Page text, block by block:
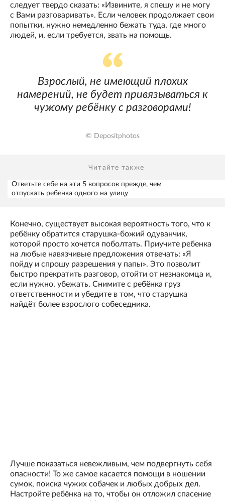
следует твердо сказать: «Извините, я спешу и не могу
с Вами разговаривать». Если человек продолжает свои
попытки, нужно немедленно бежать туда, где много
людей, и, если требуется, звать на помощь.
Взрослый, не имеющий плохих
намерений, не будет привязываться к
чужому ребёнку с разговорами!
© Depositphotos
Читайте также
Ответьте себе на эти 5 вопросов прежде, чем
отпускать ребенка одного на улицу
Конечно, существует высокая вероятность того, что к
ребёнку обратится старушка-божий одуванчик,
которой просто хочется поболтать. Приучите ребенка
на любые навязчивые предложения отвечать: «Я
пойду и спрошу разрешения у папы». Это позволит
быстро прекратить разговор, отойти от незнакомца и,
если нужно, убежать. Снимите с ребёнка груз
ответственности и убедите в том, что старушка
найдёт более взрослого собеседника.
Лучше показаться невежливым, чем подвергнуть себя
опасности! То же самое касается помощи в ношении
сумок, поиска чужих собачек и любых добрых дел.
Настройте ребёнка на то, чтобы он отложил спасение